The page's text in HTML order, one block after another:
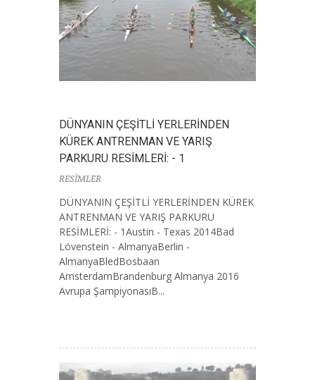
DÜNYANIN ÇEŞİTLİ YERLERİNDEN
KÜREK ANTRENMAN VE YARIŞ
PARKURU RESİMLERİ: - 1
RESİMLER
DÜNYANIN ÇEŞİTLİ YERLERİNDEN KÜREK
ANTRENMAN VE YARIŞ PARKURU
RESİMLERİ: - 1Austin - Texas 2014Bad
Lövenstein - AlmanyaBerlin -
AlmanyaBledBosbaan
AmsterdamBrandenburg Almanya 2016
Avrupa ŞampiyonasıB...